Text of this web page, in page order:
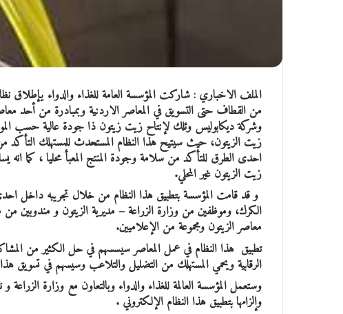
الملف الاخباري : شاركت المؤسسة العامة للغذاء والدواء يإطلاق
من القطاف حتى التسويق في المعاصر الاردنية وبمبادرة من أحد
وشركة ديكابوليس وئلك لإنتاح زيت زيتون ذا جودة عالية حسب
زيت الزيتون، حيث سيتيح هذا النظام المستحدث للمستهلك
احدى الطرق للتأكد من سلامة وجودة المنتج المعبأ محليا ، كما انه
زيت الزيتون غير المحلي.
و قد قامت المؤسسة بتطبيق هذا النظام من خلال تجريبه داخل
الكرك، وموظفين من وزارة الزراعة – مديرية الزيتون و مندوبين
معاصر الزيتون ومجموعة من الإعلاميين.
تطبيق هذا النظام في عمل المعاصر سيسسهم في حل الكثير من
الرقابية ويحمي المستهلك من التضليل والتلاعب وسيسهم في تسويق
وستعمل المؤسسة العالمة للغذاء والدواء وبالتعاون مع وزارة
وإلزامها بتطبيق هذا النظام الإلكتروني .